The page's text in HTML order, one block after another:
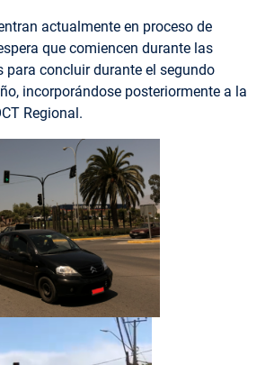
actualmente en proceso de
que comiencen durante las
para concluir durante el segundo
incorporándose posteriormente a la
Regional.